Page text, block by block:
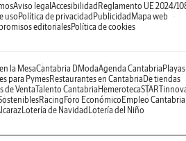
Aviso legal Accesibilidad Reglamento UE 2024/
usoPolítica de privacidad Publicidad Mapa web
editorialesPolítica de cookies
la MesaCantabria DModaAgenda Cantabria Playas
para PymesRestaurantes en Cantabria De tiendas
de VentaTalento Cantabria Hemeroteca
Racing Foro Económico Empleo Cantabria
Lotería de Navidad Lotería del Niño